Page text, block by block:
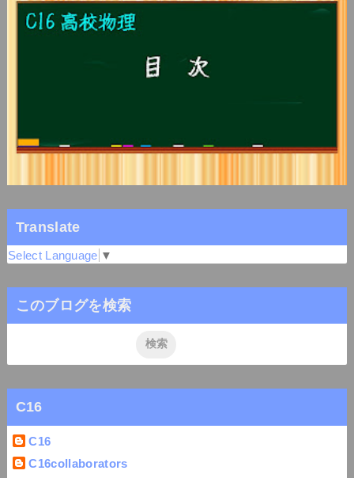
Translate
Select Language ▼
このブログを検索
C16
C16
C16collaborators